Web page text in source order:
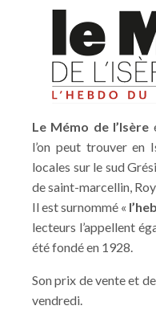
Le Mémo de l’Isère
l’on peut trouver en
locales sur le sud
de saint-marcellin,
Il est surnommé «
lecteurs l’appellent
été fondé en 1928.
Son prix de vente et
vendredi.